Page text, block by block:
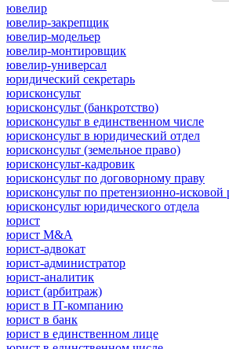
ювелир
ювелир-закрепщик
ювелир-модельер
ювелир-монтировщик
ювелир-универсал
юридический секретарь
юрисконсульт
юрисконсульт (банкротство)
юрисконсульт в единственном числе
юрисконсульт в юридический отдел
юрисконсульт (земельное право)
юрисконсульт-кадровик
юрисконсульт по договорному праву
юрисконсульт по претензионно-исковой
юрисконсульт юридического отдела
юрист
юрист M&A
юрист-адвокат
юрист-администратор
юрист-аналитик
юрист (арбитраж)
юрист в IT-компанию
юрист в банк
юрист в единственном лице